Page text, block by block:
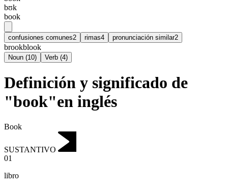
bʊk
book
confusiones comunes2 rimas4 pronunciación similar2
brookblook
Noun (10) Verb (4)
Definición y significado de
"book"en inglés
Book
SUSTANTIVO
01
libro